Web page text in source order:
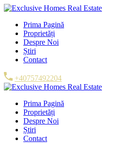
Prima Pagină
Proprietăți
Despre Noi
Știri
Contact
+40757492204
Prima Pagină
Proprietăți
Despre Noi
Știri
Contact